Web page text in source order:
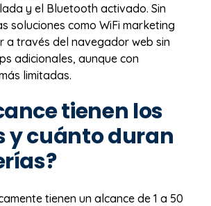
y el Bluetooth activado. Sin
soluciones como WiFi marketing
a través del navegador web sin
adicionales, aunque con
limitadas.
tienen los
y cuánto duran
tienen un alcance de 1 a 50